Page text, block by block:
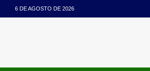
6 DE AGOSTO DE 2026